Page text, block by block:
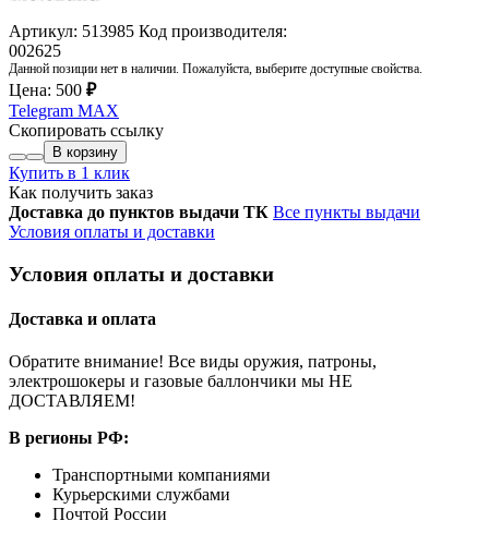
Артикул: 513985 Код производителя:
002625
Данной позиции нет в наличии. Пожалуйста, выберите доступные свойства.
Цена: 500 ₽
Telegram MAX
Скопировать ссылку
В корзину
Купить в 1 клик
Как получить заказ
Доставка до пунктов выдачи ТК Все пункты выдачи
Условия оплаты и доставки
Условия оплаты и доставки
Доставка и оплата
Обратите внимание! Все виды оружия, патроны,
электрошокеры и газовые баллончики мы НЕ
ДОСТАВЛЯЕМ!
В регионы РФ:
Транспортными компаниями
Курьерскими службами
Почтой России